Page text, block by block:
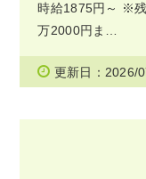
時給1875円～ ※
万2000円ま…
更新日：2026/